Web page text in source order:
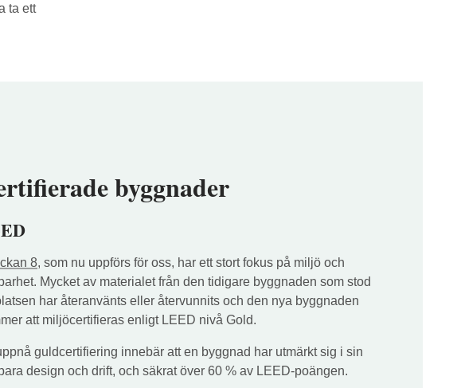
ta ett
byggnader
8, som nu uppförs för oss, har ett stort fokus på miljö och
Mycket av materialet från den tidigare byggnaden som stod
har återanvänts eller återvunnits och den nya byggnaden
att miljöcertifieras enligt LEED nivå Gold.
guldcertifiering innebär att en byggnad har utmärkt sig i sin
design och drift, och säkrat över 60 % av LEED-poängen.